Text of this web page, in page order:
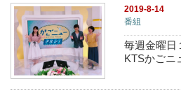
2019-8-14
番組
毎週金曜日
KTSかごニ